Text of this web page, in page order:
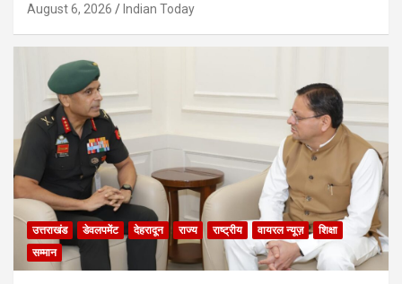
August 6, 2026 Indian Today
उत्तराखंड डेवलपमेंट देहरादून राज्य राष्ट्रीय वायरल न्यूज़
शिक्षा
सम्मान